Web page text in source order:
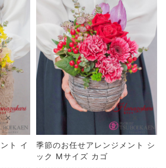
ト イ
季節のお任せアレンジメント シ
ック Mサイズ カゴ